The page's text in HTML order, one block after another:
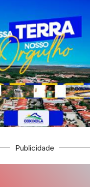
Publicidade